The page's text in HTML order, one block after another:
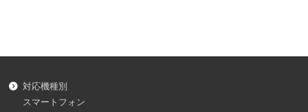
対応機種別
スマートフォン